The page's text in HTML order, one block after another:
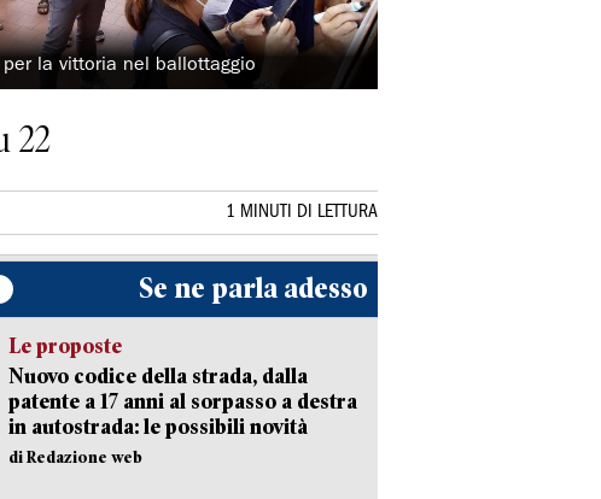
la vittoria nel ballottaggio
22
1 MINUTI DI LETTURA
Se ne parla adesso
Le proposte
Nuovo codice della strada, dalla
patente a 17 anni al sorpasso a destra
in autostrada: le possibili novità
di Redazione web